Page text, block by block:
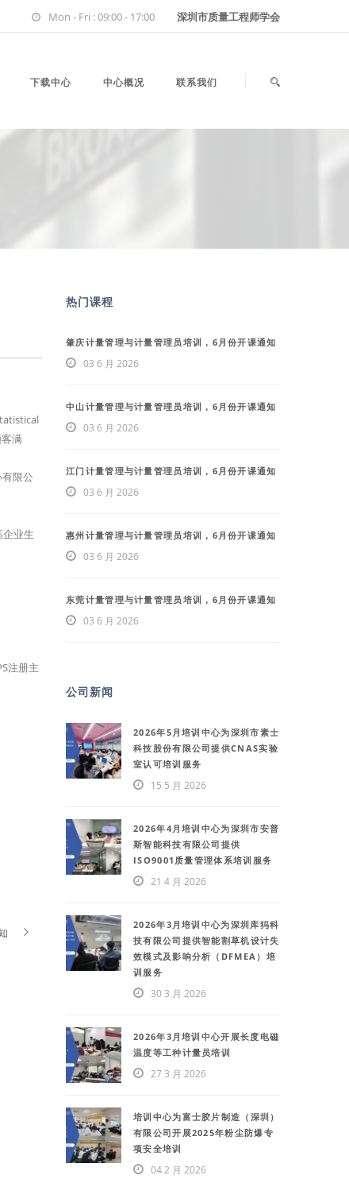
Mon - Fri : 09:00 - 17:00 深圳市质量工程师学会
下载中心 中心概况 联系我们
满
限公
业生
注册主
热门课程
肇庆计量管理与计量管理员培训，6月份开课通知
03 6 月 2026
中山计量管理与计量管理员培训，6月份开课通知
03 6 月 2026
江门计量管理与计量管理员培训，6月份开课通知
03 6 月 2026
惠州计量管理与计量管理员培训，6月份开课通知
03 6 月 2026
东莞计量管理与计量管理员培训，6月份开课通知
03 6 月 2026
公司新闻
2026年5月培训中心为深圳市素士
科技股份有限公司提供CNAS实验
室认可培训服务
15 5 月 2026
2026年4月培训中心为深圳市安普
斯智能科技有限公司提供
ISO9001质量管理体系培训服务
21 4 月 2026
2026年3月培训中心为深圳库犸科
技有限公司提供智能割草机设计失
效模式及影响分析（DFMEA）培
训服务
30 3 月 2026
2026年3月培训中心开展长度电磁
温度等工种计量员培训
27 3 月 2026
培训中心为富士胶片制造（深圳）
有限公司开展2025年粉尘防爆专
项安全培训
04 2 月 2026